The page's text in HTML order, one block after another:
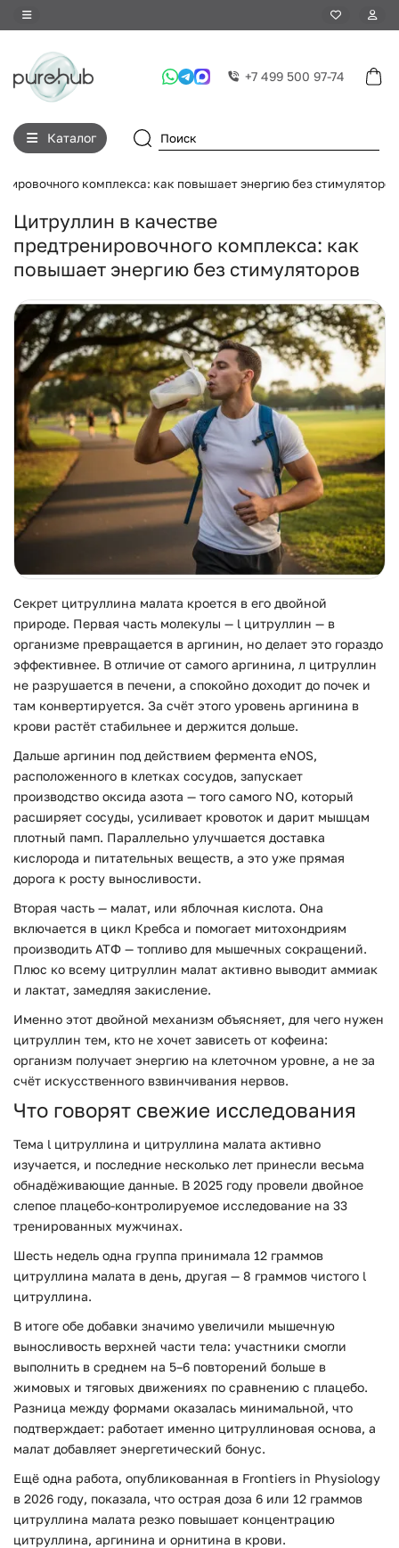
+7 499 500 97-74
Каталог
комплекса: как повышает энергию без стимуляторов
Цитруллин в качестве
предтренировочного комплекса: как
повышает энергию без стимуляторов
Секрет цитруллина малата кроется в его двойной
природе. Первая часть молекулы — l цитруллин — в
организме превращается в аргинин, но делает это гораздо
эффективнее. В отличие от самого аргинина, л цитруллин
не разрушается в печени, а спокойно доходит до почек и
там конвертируется. За счёт этого уровень аргинина в
крови растёт стабильнее и держится дольше.
Дальше аргинин под действием фермента eNOS,
расположенного в клетках сосудов, запускает
производство оксида азота — того самого NO, который
расширяет сосуды, усиливает кровоток и дарит мышцам
плотный памп. Параллельно улучшается доставка
кислорода и питательных веществ, а это уже прямая
дорога к росту выносливости.
Вторая часть — малат, или яблочная кислота. Она
включается в цикл Кребса и помогает митохондриям
производить АТФ — топливо для мышечных сокращений.
Плюс ко всему цитруллин малат активно выводит аммиак
и лактат, замедляя закисление.
Именно этот двойной механизм объясняет, для чего нужен
цитруллин тем, кто не хочет зависеть от кофеина:
организм получает энергию на клеточном уровне, а не за
счёт искусственного взвинчивания нервов.
Что говорят свежие исследования
Тема l цитруллина и цитруллина малата активно
изучается, и последние несколько лет принесли весьма
обнадёживающие данные. В 2025 году провели двойное
слепое плацебо-контролируемое исследование на 33
тренированных мужчинах.
Шесть недель одна группа принимала 12 граммов
цитруллина малата в день, другая — 8 граммов чистого l
цитруллина.
В итоге обе добавки значимо увеличили мышечную
выносливость верхней части тела: участники смогли
выполнить в среднем на 5–6 повторений больше в
жимовых и тяговых движениях по сравнению с плацебо.
Разница между формами оказалась минимальной, что
подтверждает: работает именно цитруллиновая основа, а
малат добавляет энергетический бонус.
Ещё одна работа, опубликованная в Frontiers in Physiology
в 2026 году, показала, что острая доза 6 или 12 граммов
цитруллина малата резко повышает концентрацию
цитруллина, аргинина и орнитина в крови.